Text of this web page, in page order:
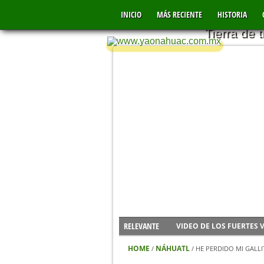
INICIO MÁS RECIENTE HISTORIA
MÉXICO
Tierra de
RELEVANTE
NUEVO CENTRO DE
IMÁGENES DE FERIA
HOME / NÁHUATL / HE PERDIDO MI